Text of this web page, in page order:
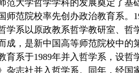
大学哲学学科的发展奠定了基
范院校率先创办政治教育系。
系以原政教系哲学教研室、哲
，是新中国高等师范院校中的
系于1989年并入哲学系，设哲
志社并入哲学系。同年，经国